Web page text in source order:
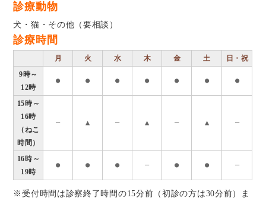
診療動物
犬・猫・その他（要相談）
診療時間
月 火 水 木 金 土
日・祝
9時～
12時
● ● ● ● ● ● ●
15時～
16時
（ねこ
時間）
― ▲ ― ▲ ― ▲ ―
16時～
19時
● ● ● ― ● ● ―
※受付時間は診察終了時間の15分前（初診の方は30分前）ま